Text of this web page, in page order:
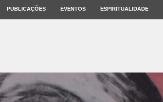
PUBLICAÇÕES EVENTOS ESPIRITUALIDADE